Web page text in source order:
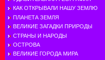
КАК ОТКРЫВАЛИ НАШУ ЗЕМЛЮ
ПЛАНЕТА ЗЕМЛЯ
ВЕЛИКИЕ ЗАГАДКИ ПРИРОДЫ
СТРАНЫ И НАРОДЫ
ОСТРОВА
ВЕЛИКИЕ ГОРОДА МИРА